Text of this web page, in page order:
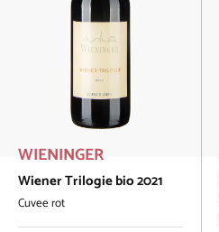
WIENINGER
Wiener Trilogie bio 2021
Cuvee rot